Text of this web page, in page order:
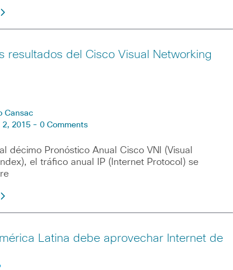
resultados del Cisco Visual Networking
Cansac
2, 2015 - 0 Comments
décimo Pronóstico Anual Cisco VNI (Visual
el tráfico anual IP (Internet Protocol) se
Latina debe aprovechar Internet de